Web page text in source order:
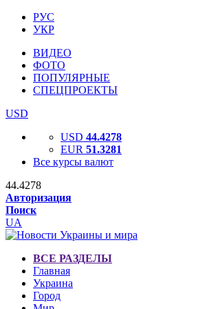
РУС
УКР
ВИДЕО
ФОТО
ПОПУЛЯРНЫЕ
СПЕЦПРОЕКТЫ
USD
USD 44.4278
EUR 51.3281
Все курсы валют
44.4278
Авторизация
Поиск
UA
ВСЕ РАЗДЕЛЫ
Главная
Украина
Город